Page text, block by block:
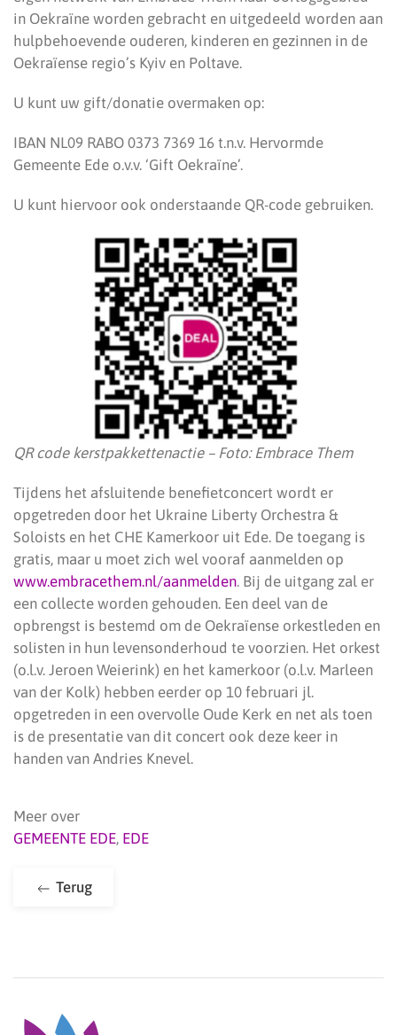
in Oekraïne worden gebracht en uitgedeeld worden aan
hulpbehoevende ouderen, kinderen en gezinnen in de
Oekraïense regio’s Kyiv en Poltave.
U kunt uw gift/donatie overmaken op:
IBAN NL09 RABO 0373 7369 16 t.n.v. Hervormde
Gemeente Ede o.v.v. ‘Gift Oekraïne’.
U kunt hiervoor ook onderstaande QR-code gebruiken.
QR code kerstpakkettenactie – Foto: Embrace Them
Tijdens het afsluitende benefietconcert wordt er
opgetreden door het Ukraine Liberty Orchestra &
Soloists en het CHE Kamerkoor uit Ede. De toegang is
gratis, maar u moet zich wel vooraf aanmelden op
www.embracethem.nl/aanmelden. Bij de uitgang zal er
een collecte worden gehouden. Een deel van de
opbrengst is bestemd om de Oekraïense orkestleden en
solisten in hun levensonderhoud te voorzien. Het orkest
(o.l.v. Jeroen Weierink) en het kamerkoor (o.l.v. Marleen
van der Kolk) hebben eerder op 10 februari jl.
opgetreden in een overvolle Oude Kerk en net als toen
is de presentatie van dit concert ook deze keer in
handen van Andries Knevel.
Meer over
GEMEENTE EDE, EDE
Terug